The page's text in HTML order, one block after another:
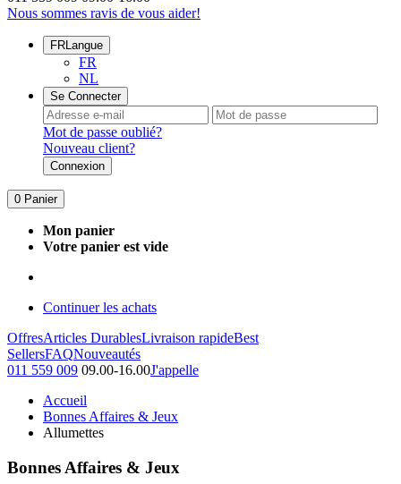
Nous sommes ravis de vous aider!
FRLangue
FR
NL
Se Connecter
Mot de passe oublié?
Nouveau client?
Connexion
0 Panier
Mon panier
Votre panier est vide
Continuer les achats
OffresArticles DurablesLivraison rapideBest
SellersFAQNouveautés
011 559 009 09.00-16.00J'appelle
Accueil
Bonnes Affaires & Jeux
Allumettes
Bonnes Affaires & Jeux